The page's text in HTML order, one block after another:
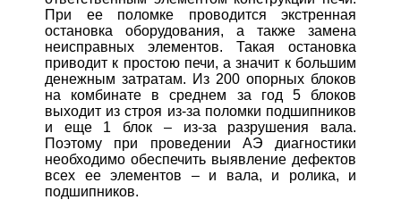
При ее поломке проводится экстренная
остановка оборудования, а также замена
неисправных элементов. Такая остановка
приводит к простою печи, а значит к большим
денежным затратам. Из 200 опорных блоков
на комбинате в среднем за год 5 блоков
выходит из строя из-за поломки подшипников
и еще 1 блок – из-за разрушения вала.
Поэтому при проведении АЭ диагностики
необходимо обеспечить выявление дефектов
всех ее элементов – и вала, и ролика, и
подшипников.